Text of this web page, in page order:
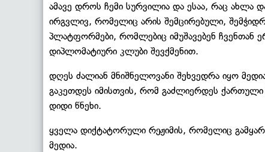
ამავე დროს ჩემი სურვილია და ესაა, რაც ახლა
ირგვლივ, რომელიც არის შემცირებული,
პლატფორმები, რომლებიც იმუშავებენ ჩვენთან
დიპლომატიური კლუბი შევქმენით.
დღეს ძალიან მნიშნელოვანი შეხვედრა იყო
გაკეთდეს იმისთვის, რომ გაძლიერდეს ქართული
დიდი წნეხი.
ყველა დიქტატორული რეჟიმის, რომელიც
მედია.